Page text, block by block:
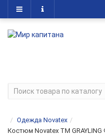
Одежда Novatex
Костюм Novatex ТМ